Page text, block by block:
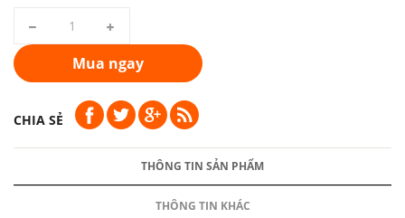
Mua ngay
CHIA SẺ
THÔNG TIN SẢN PHẨM
THÔNG TIN KHÁC